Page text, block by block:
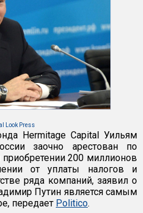
Look Press
Hermitage Capital Уильям
заочно арестован по
200 миллионов
от уплаты налогов и
ряда компаний, заявил о
Путин является самым
передает Politico.